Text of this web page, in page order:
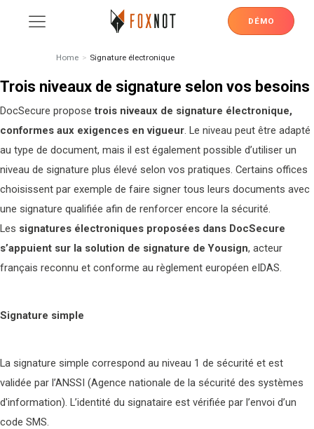
DÉMO
Home > Signature électronique
Trois niveaux de signature selon vos besoins
DocSecure proposetrois niveaux de signature électronique,
conformes aux exigences en vigueur. Le niveau peut être adapté
au type de document, mais il est également possible d’utiliser un
niveau de signature plus élevé selon vos pratiques. Certains offices
choisissent par exemple de faire signer tous leurs documents avec
une signature qualifiée afin de renforcer encore la sécurité.
Les signatures électroniques proposées dans DocSecure
s’appuient sur la solution de signature de Yousign, acteur
français reconnu et conforme au règlement européen eIDAS.
Signature simple
La signature simple correspond au niveau 1 de sécurité et est
validée par l’ANSSI (Agence nationale de la sécurité des systèmes
d'information). L’identité du signataire est vérifiée par l’envoi d’un
code SMS.